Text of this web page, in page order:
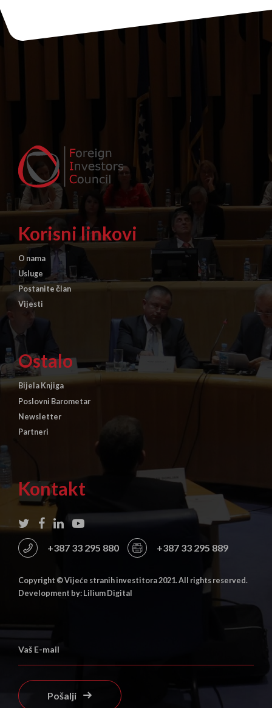
Korisni linkovi
O nama
Usluge
Postanite član
Vijesti
Ostalo
Bijela Knjiga
Poslovni Barometar
Newsletter
Partneri
Kontakt
+387 33 295 880 +387 33 295 889
Copyright © Vijeće stranih investitora 2021. All rights reserved.
Development by: Lilium Digital
Pošalji